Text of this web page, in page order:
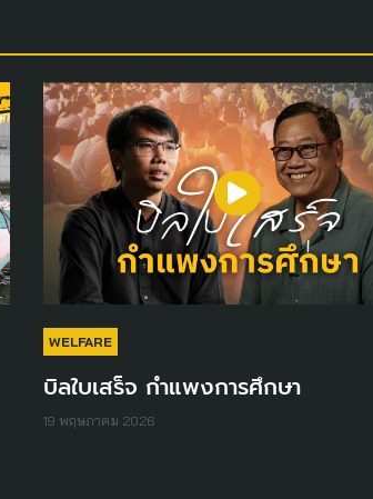
WELFARE
บิลใบเสร็จ กำแพงการศึกษา
19 พฤษภาคม 2026